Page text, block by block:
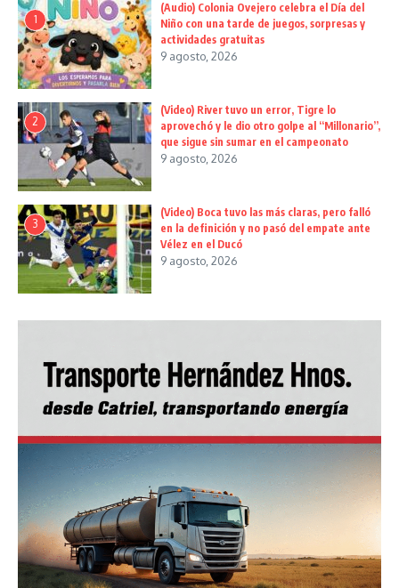
1
(Audio) Colonia Ovejero celebra el Día del
Niño con una tarde de juegos, sorpresas y
actividades gratuitas
9 agosto, 2026
2
(Video) River tuvo un error, Tigre lo
aprovechó y le dio otro golpe al “Millonario”,
que sigue sin sumar en el campeonato
9 agosto, 2026
3
(Video) Boca tuvo las más claras, pero falló
en la definición y no pasó del empate ante
Vélez en el Ducó
9 agosto, 2026